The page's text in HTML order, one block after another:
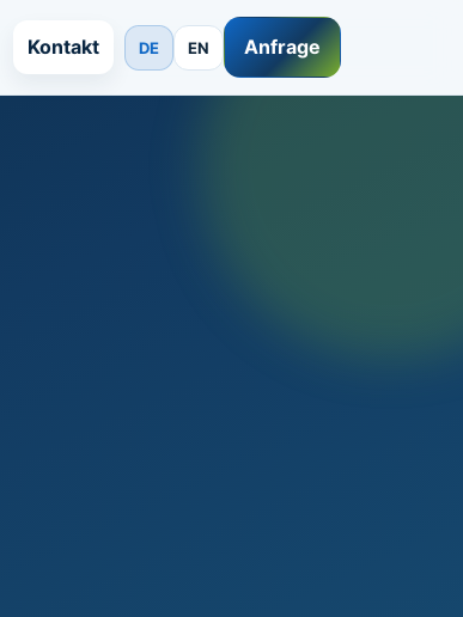
Kontakt DE EN Anfrage